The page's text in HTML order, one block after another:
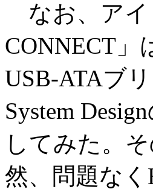
なお、アイ
CONNECT」
USB-ATAブ
System
してみた。
然、問題な